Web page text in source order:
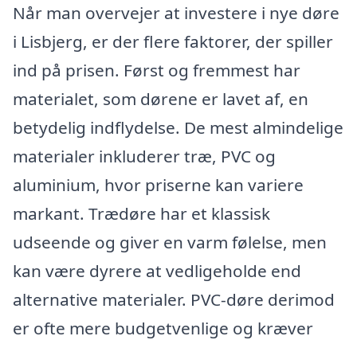
Når man overvejer at investere i nye døre
i Lisbjerg, er der flere faktorer, der spiller
ind på prisen. Først og fremmest har
materialet, som dørene er lavet af, en
betydelig indflydelse. De mest almindelige
materialer inkluderer træ, PVC og
aluminium, hvor priserne kan variere
markant. Trædøre har et klassisk
udseende og giver en varm følelse, men
kan være dyrere at vedligeholde end
alternative materialer. PVC-døre derimod
er ofte mere budgetvenlige og kræver